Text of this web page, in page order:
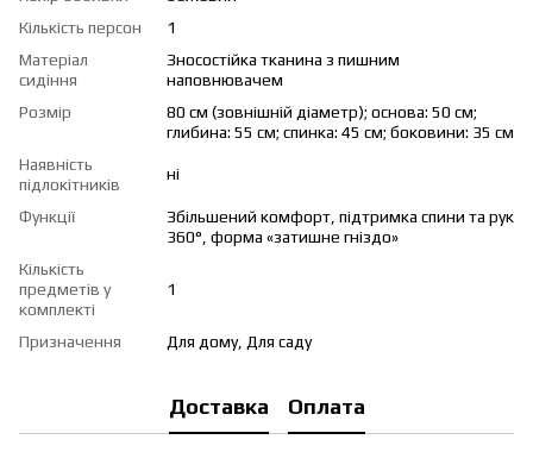
Кількість персон
1
Матеріал
сидіння
Зносостійка тканина з пишним
наповнювачем
Розмір
80 см (зовнішній діаметр); основа: 50 см;
глибина: 55 см; спинка: 45 см; боковини: 35 см
Наявність
підлокітників
ні
Функції
Збільшений комфорт, підтримка спини та рук
360°, форма «затишне гніздо»
Кількість
предметів у
комплекті
1
Призначення Для дому, Для саду
Доставка Оплата